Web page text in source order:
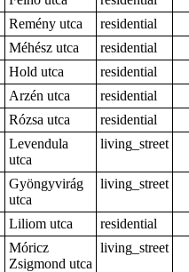
Remény utca
residential
Méhész utca
residential
Hold utca residential
Arzén utca residential
Rózsa utca
residential
Levendula
utca
living_street
Gyöngyvirág
utca
living_street
Liliom utca residential
Móricz
Zsigmond utca
living_street